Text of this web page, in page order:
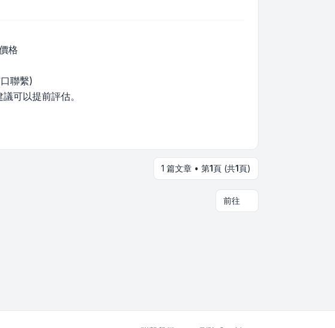
格
聯繫)
可以提前評估。
1 篇文章 • 第1頁 (共1頁)
前往